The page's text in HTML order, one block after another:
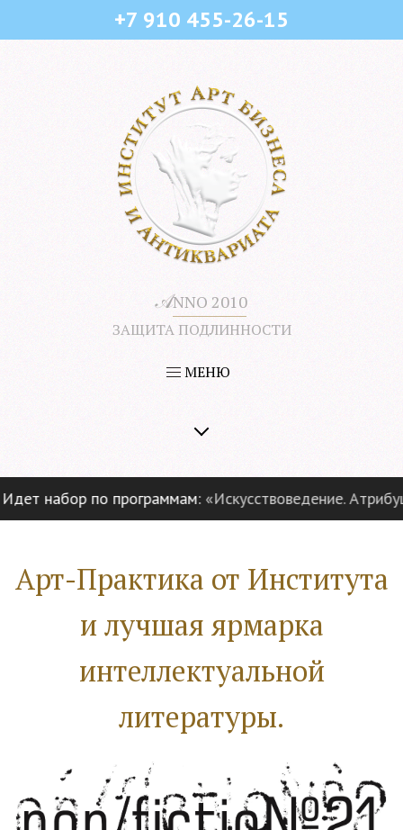
+7 910 455-26-15
𝒜NNO 2010
ЗАЩИТА ПОДЛИННОСТИ
МЕНЮ
набор по программам:«Искусствоведение.
Арт-Практика от Института
и лучшая ярмарка
интеллектуальной
литературы.